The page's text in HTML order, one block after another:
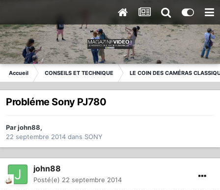
Accueil CONSEILS ET TECHNIQUE LE COIN DES CAMÉRAS
Probléme Sony PJ780
Parjohn88,
22 septembre 2014 dans SONY
john88
Posté(e) 22 septembre 2014